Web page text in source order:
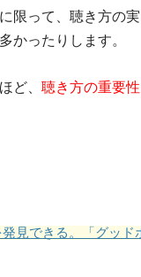
限って、聴き方の
かったりします。
ど、 聴き方の重要
見できる。「グッド